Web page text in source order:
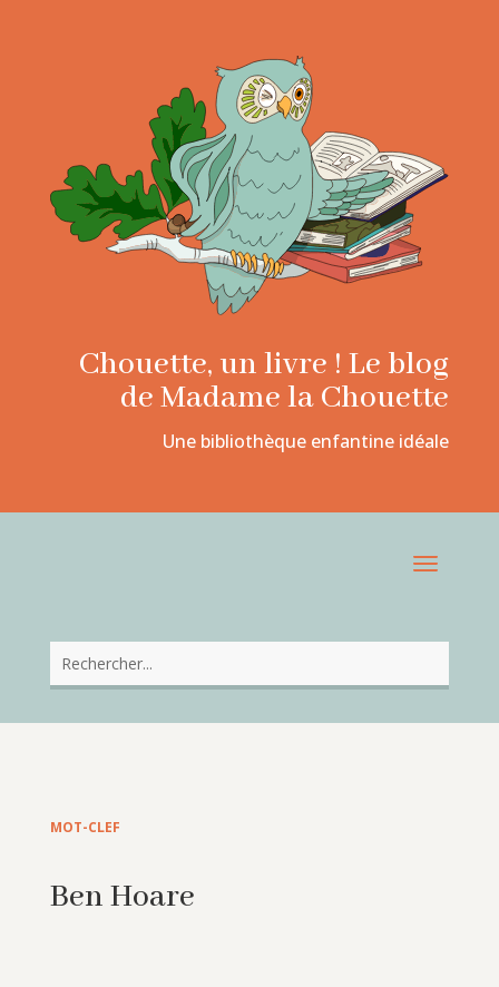
Chouette, un livre ! Le blog
de Madame la Chouette
Une bibliothèque enfantine idéale
MOT-CLEF
Ben Hoare